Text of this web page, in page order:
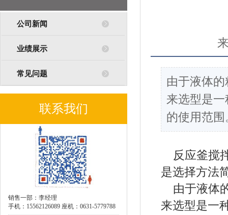
公司新闻
业绩展示
常见问题
联系我们
销售一部：李经理
手机：15562126089 座机：0631-5779788
由于液体
来选型是
的使用范
反应釜搅
是选择方法
由于液体
来选型是一